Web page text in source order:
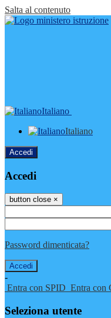
Salta al contenuto
Italiano
Italiano
Accedi
Accedi
button close ×
Password dimenticata?
-
Entra con SPID Entra con
Seleziona utente